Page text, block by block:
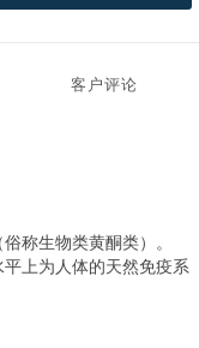
客户评论
称生物类黄酮类）。
上为人体的天然免疫系